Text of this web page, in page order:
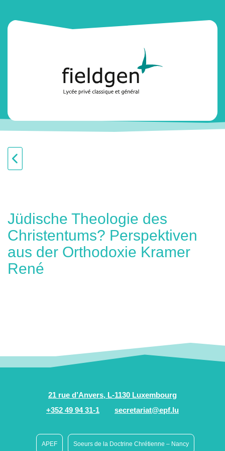
Jüdische Theologie des
Christentums? Perspektiven
aus der Orthodoxie Kramer
René
21 rue d’Anvers, L-1130 Luxembourg
+352 49 94 31-1
secretariat@epf.lu
APEF Soeurs de la Doctrine Chrétienne – Nancy